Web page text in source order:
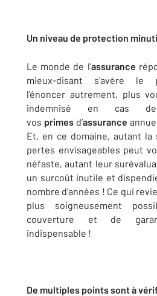
Un niveau de protection
Le monde de l’assurance
mieux-disant s’avère le
l'énoncer autrement, plus
indemnisé en cas
vos primes d’assurance
Et, en ce domaine, autant la
pertes envisageables peut
néfaste, autant leur
un surcoût inutile et
nombre d’années ! Ce qui
plus soigneusement
couverture et de
indispensable !
De multiples points sont à